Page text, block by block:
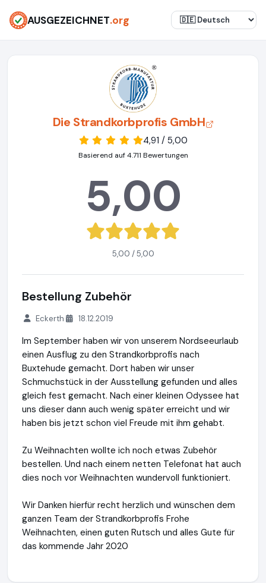
AUSGEZEICHNET.org
Die Strandkorbprofis GmbH
4,91 / 5,00
Basierend auf 4.711 Bewertungen
5,00
5,00 / 5,00
Bestellung Zubehör
Eckerth 18.12.2019
Im September haben wir von unserem Nordseeurlaub
einen Ausflug zu den Strandkorbprofis nach
Buxtehude gemacht. Dort haben wir unser
Schmuchstück in der Ausstellung gefunden und alles
gleich fest gemacht. Nach einer kleinen Odyssee hat
uns dieser dann auch wenig später erreicht und wir
haben bis jetzt schon viel Freude mit ihm gehabt.
Zu Weihnachten wollte ich noch etwas Zubehör
bestellen. Und nach einem netten Telefonat hat auch
dies noch vor Weihnachten wundervoll funktioniert.
Wir Danken hierfür recht herzlich und wünschen dem
ganzen Team der Strandkorbprofis Frohe
Weihnachten, einen guten Rutsch und alles Gute für
das kommende Jahr 2020